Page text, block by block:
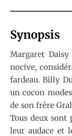
Synopsis
Margaret
nocive,
fardeau. Billy
un cocon
de son frère
Tous deux sont
leur audace et